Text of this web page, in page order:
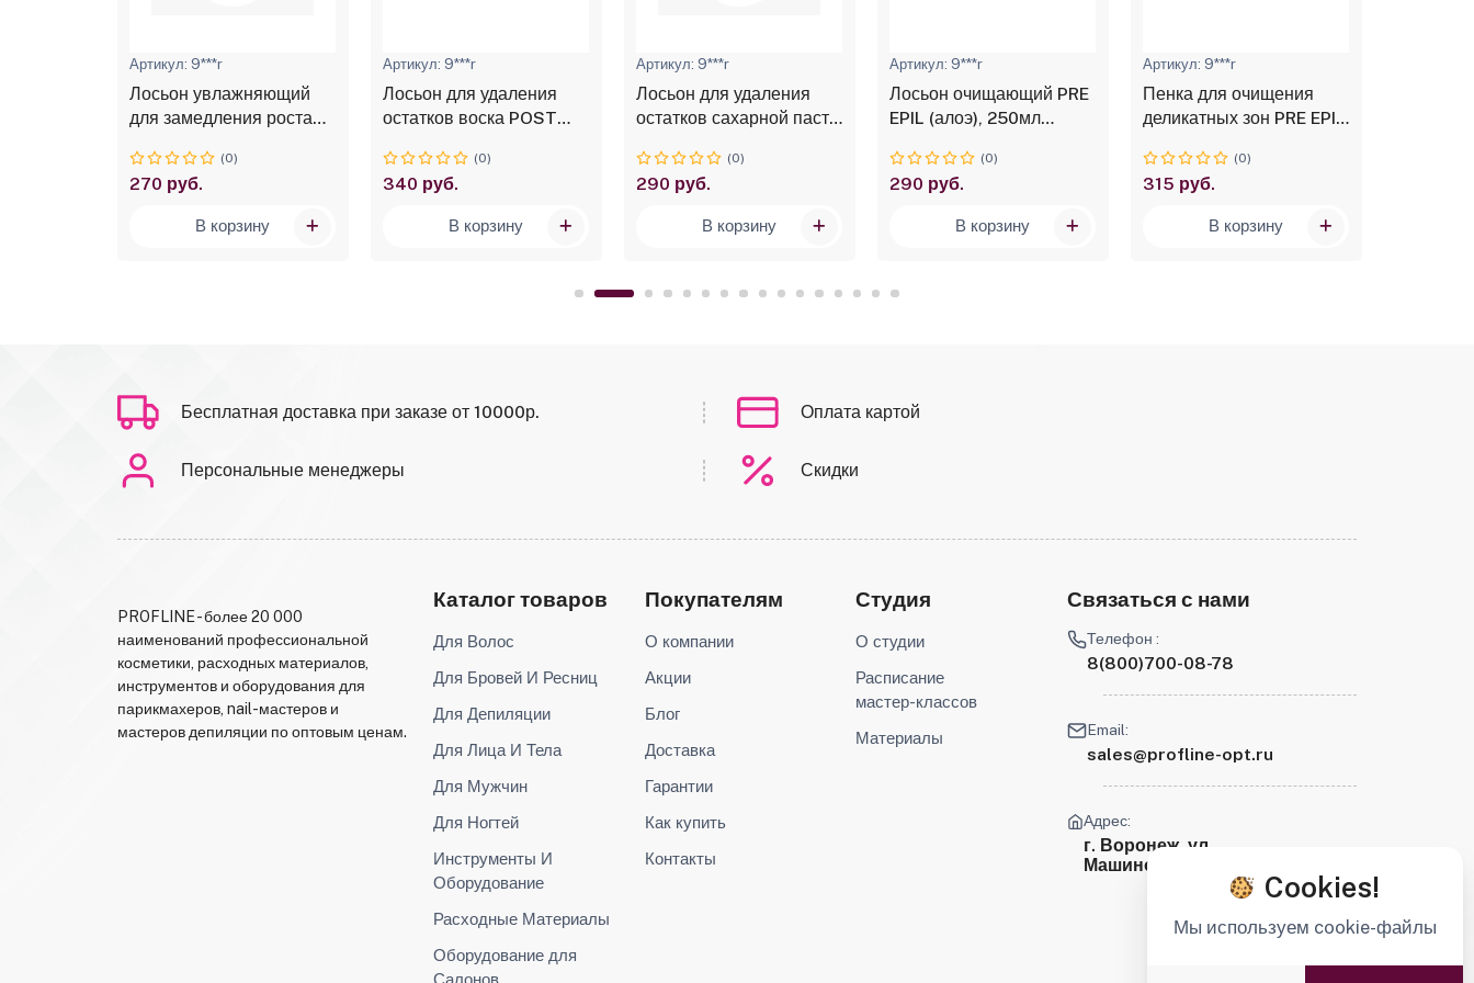
Артикул: 9***r
Лосьон увлажняющий
для замедления роста
молочная кислота), 150
мл №9045
(0)
270 руб.
В корзину
Артикул: 9***r
Лосьон для удаления
остатков воска POST
№9041
(0)
340 руб.
В корзину
Артикул: 9***r
Лосьон для удаления
остатков сахарной пасты
250 мл №9042
(0)
290 руб.
В корзину
Артикул: 9***r
Лосьон очищающий PRE
EPIL (алоэ), 250мл
(0)
290 руб.
В корзину
Артикул: 9***r
Пенка для очищения
деликатных зон PRE EPIL
алоэ, гидрованс), 160мл
№9039
(0)
315 руб.
В корзину
Бесплатная доставка при заказе от 10000р. Оплата картой
Персональные менеджеры Скидки
PROFLINE - более 20 000
наименований профессиональной
косметики, расходных материалов,
инструментов и оборудования для
парикмахеров, nail-мастеров и
мастеров депиляции по оптовым ценам.
Каталог товаров
Для Волос
Для Бровей И Ресниц
Для Депиляции
Для Лица И Тела
Для Мужчин
Для Ногтей
Инструменты И
Оборудование
Расходные Материалы
Оборудование для
Салонов
Покупателям
О компании
Акции
Блог
Доставка
Гарантии
Как купить
Контакты
Студия
О студии
Расписание
мастер-классов
Материалы
Связаться с нами
Телефон :
8(800)700-08-78
Email:
sales@profline-opt.ru
Адрес:
г. Воронеж, ул.
Машиностроителей, 2
Cookies!
Мы используем cookie-файлы